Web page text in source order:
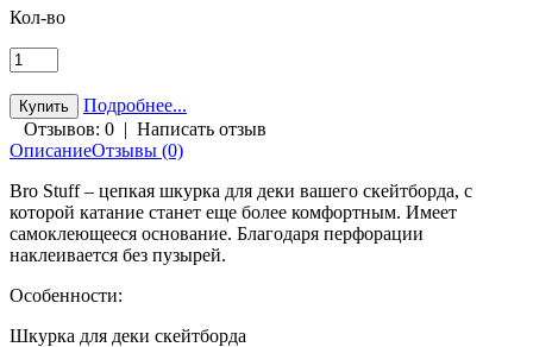
Кол-во
Подробнее...
Отзывов: 0 | Написать отзыв
ОписаниеОтзывы (0)
Bro Stuff – цепкая шкурка для деки вашего скейтборда, с
которой катание станет еще более комфортным. Имеет
самоклеющееся основание. Благодаря перфорации
наклеивается без пузырей.
Особенности:
Шкурка для деки скейтборда